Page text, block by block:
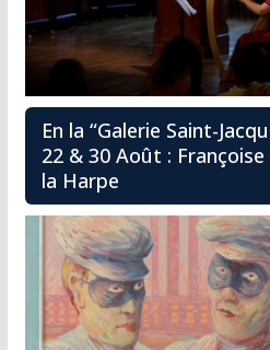
En la “Galerie Saint-
22 & 30 Août :
la Harpe